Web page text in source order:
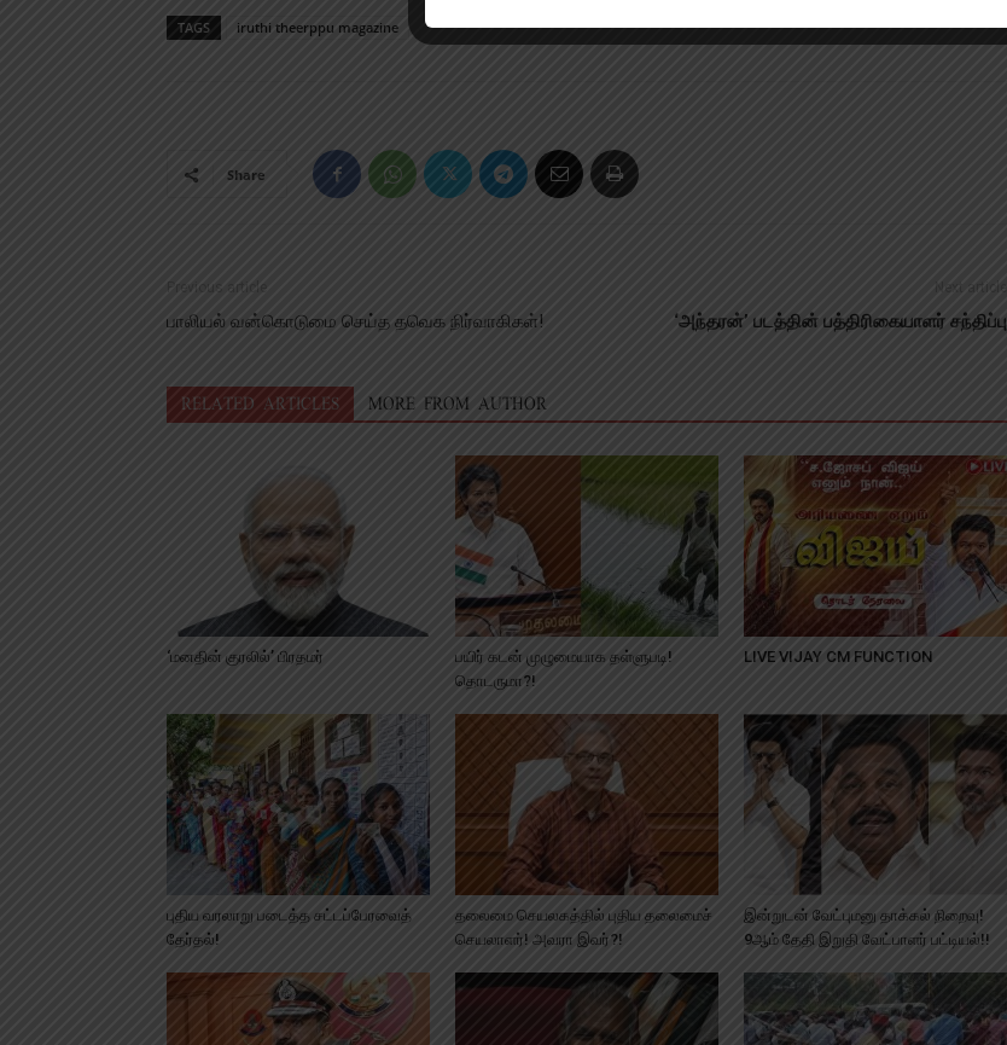
TAGS iruthi theerppu magazine
Share
Previous article
பாலியல் வன்கொடுமை செய்த தவெக நிர்வாகிகள்!
Next article
‘அந்தரன்’ படத்தின் பத்திரிகையாளர் சந்திப்பு
RELATED ARTICLES MORE FROM AUTHOR
‘மனதின் குரலில்’ பிரதமர்
பயிர் கடன் முழுமையாக தள்ளுபடி!
தொடருமா?!
LIVE VIJAY CM FUNCTION
புதிய வரலாறு படைத்த சட்டப்பேரவைத்
தேர்தல்!
தலைமை செயலகத்தில் புதிய தலைமைச்
செயலாளர்! அவரா இவர்?!
இன்றுடன் வேட்புமனு தாக்கல் நிறைவு!
9ஆம் தேதி இறுதி வேட்பாளர் பட்டியல்!!